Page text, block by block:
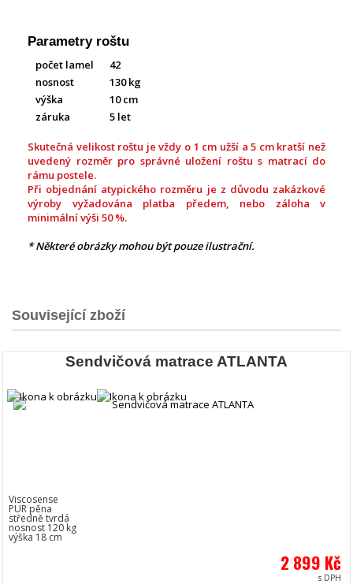
Parametry roštu
počet lamel
42
nosnost
130 kg
výška
10 cm
záruka
5 let
Skutečná velikost roštu je vždy o 1 cm užší a 5 cm kratší než
uvedený rozměr pro správné uložení roštu s matrací do
rámu postele.
Při objednání atypického rozměru je z důvodu zakázkové
výroby vyžadována platba předem, nebo záloha v
minimální výši 50 %.
*Některé obrázky mohou být pouze ilustrační.
Související zboží
Sendvičová matrace ATLANTA
Viscosense
PUR pěna
středně tvrdá
nosnost 120 kg
výška 18 cm
2 899 Kč
s DPH